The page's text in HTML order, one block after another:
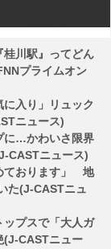
川駅』ってどん
プライムオン
入り」リュック
ニュース)
に…かわいさ限界
CASTニュース)
ております」 地
た(J-CASTニュ
ップスで「大人ガ
CASTニュー